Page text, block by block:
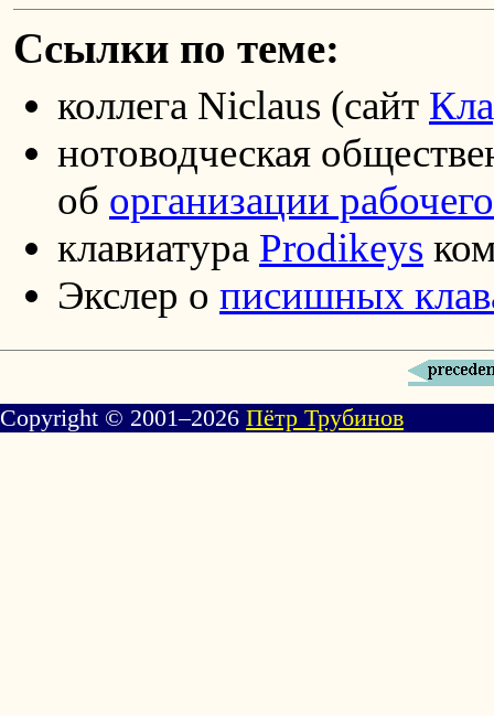
Ссылки по теме:
коллега Niclaus (сайт
нотоводческая
об организации
клавиатура Prodikeys
Экслер о писишных
Copyright © 2001–2026 Пётр Трубинов